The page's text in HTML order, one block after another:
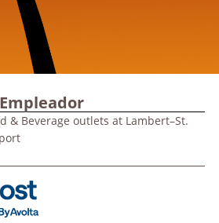
& Beverage outlets at Lambert–St.